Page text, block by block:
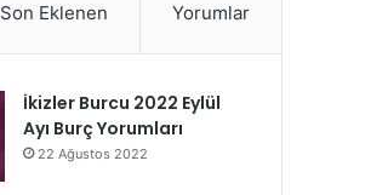
Son Eklenen Yorumlar
İkizler Burcu 2022 Eylül
Ayı Burç Yorumları
22 Ağustos 2022